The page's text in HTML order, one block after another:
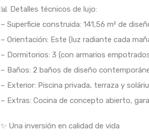
📊 Detalles técnicos de lujo:
– Superficie construida: 141,56 m² de
– Orientación: Este (luz radiante cada
– Dormitorios: 3 (con armarios
– Baños: 2 baños de diseño
– Exterior: Piscina privada, terraza y
– Extras: Cocina de concepto abierto,
✨ Una inversión en calidad de vida